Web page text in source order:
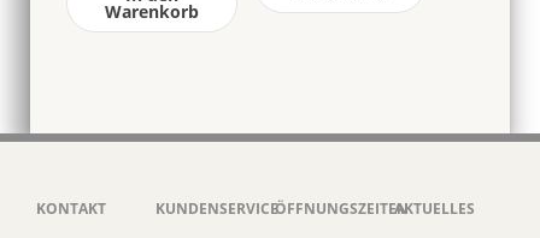
Warenkorb
KONTAKT KUNDENSERVICEÖFFNUNGSZEITENAKTUELLES